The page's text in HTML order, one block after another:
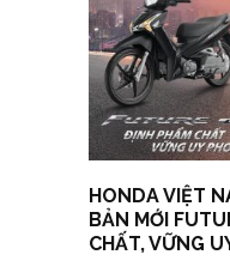
HONDA VIỆT
BẢN MỚI
CHẤT, VỮNG